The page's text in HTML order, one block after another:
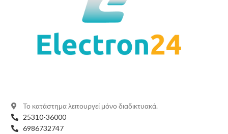
Το κατάστημα λειτουργεί μόνο διαδικτυακά.
25310-36000
6986732747